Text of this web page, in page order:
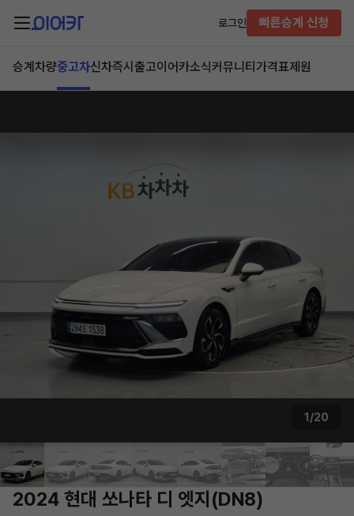
로그인 빠른승계 신청
승계차량중고차신차즉시출고이어카소식커뮤니티 가격표제원
1/20
2024 현대 쏘나타 디 엣지(DN8)